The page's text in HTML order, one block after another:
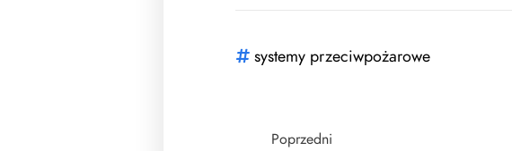
systemy przeciwpożarowe
Poprzedni